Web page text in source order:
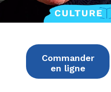
Commander
en ligne